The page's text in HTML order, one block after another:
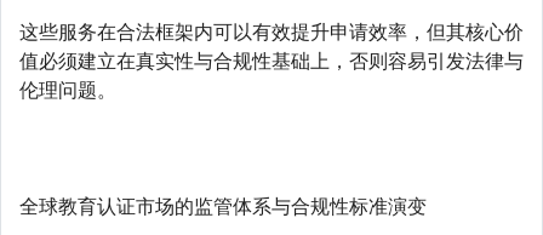
这些服务在合法框架内可以有效提升申请效率，但其核心价
值必须建立在真实性与合规性基础上，否则容易引发法律与
伦理问题。
全球教育认证市场的监管体系与合规性标准演变